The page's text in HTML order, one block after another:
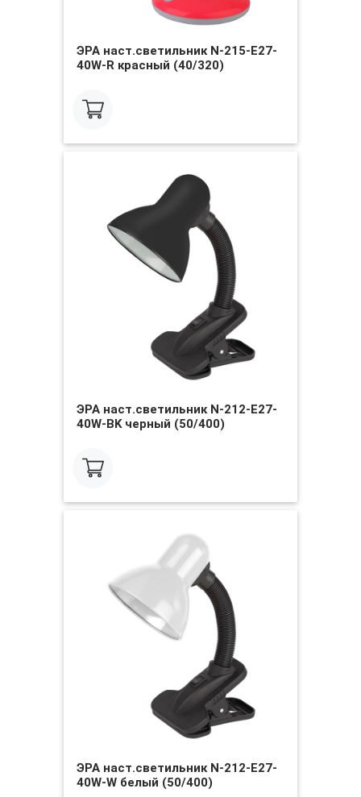
ЭРА наст.светильник N-215-E27-
40W-R красный (40/320)
ЭРА наст.светильник N-212-E27-
40W-BK черный (50/400)
ЭРА наст.светильник N-212-E27-
40W-W белый (50/400)